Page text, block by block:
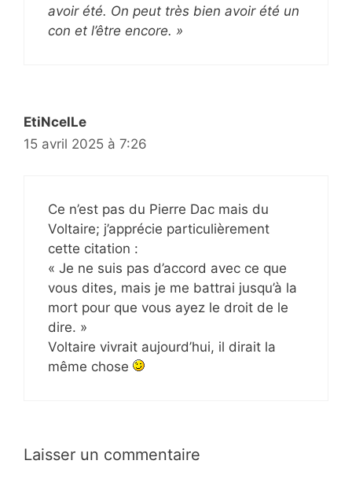
avoir été. On peut très bien avoir été un
con et l’être encore. »
EtiNcelLe
15 avril 2025 à 7:26
Ce n’est pas du Pierre Dac mais du
Voltaire; j’apprécie particulièrement
cette citation :
« Je ne suis pas d’accord avec ce que
vous dites, mais je me battrai jusqu’à la
mort pour que vous ayez le droit de le
dire. »
Voltaire vivrait aujourd’hui, il dirait la
même chose
Laisser un commentaire